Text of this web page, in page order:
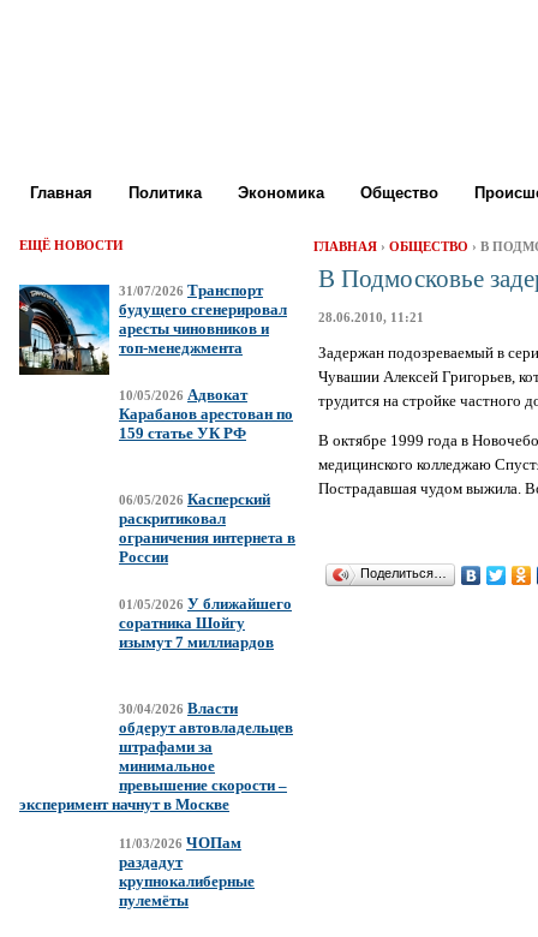
Главная Политика Экономика Общество
ЕЩЁ НОВОСТИ
31/07/2026 Транспорт
будущего сгенерировал
аресты чиновников и
топ-менеджмента
10/05/2026 Адвокат
Карабанов арестован по
159 статье УК РФ
06/05/2026 Касперский
раскритиковал
ограничения интернета в
России
01/05/2026 У ближайшего
соратника Шойгу
изымут 7 миллиардов
30/04/2026 Власти
обдерут автовладельцев
штрафами за
минимальное
превышение скорости –
эксперимент начнут в Москве
11/03/2026 ЧОПам
раздадут
крупнокалиберные
пулемёты
ГЛАВНАЯ › ОБЩЕСТВО › В
В Подмосковье
28.06.2010, 11:21
Задержан подозреваемый в
Чувашии Алексей Григорьев,
трудится на стройке
В октябре 1999 года в
медицинского колледжаю
Пострадавшая чудом выжила.
Поделиться…